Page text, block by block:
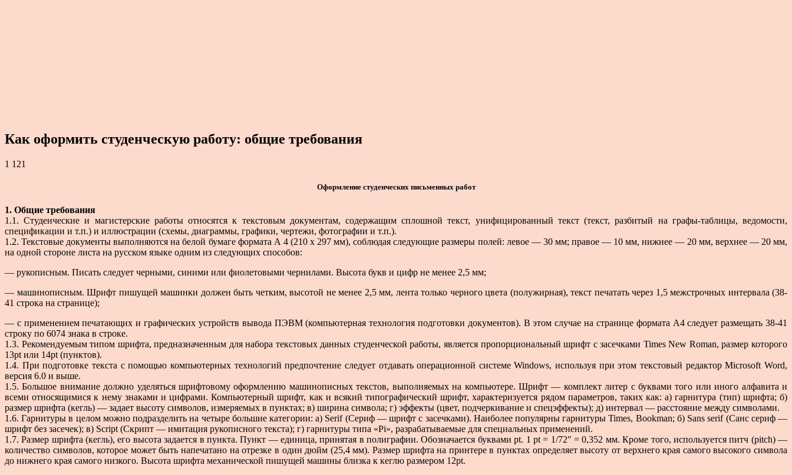
Как оформить студенческую работу: общие требования
1 121
Оформление студенческих письменных работ
1. Общие требования
1.1. Студенческие и магистерские работы относятся к текстовым документам, содержащим сплошной текст, унифицированный текст (текст, разбитый на графы-таблицы, ведомости,
спецификации и т.п.) и иллюстрации (схемы, диаграммы, графики, чертежи, фотографии и т.п.).
1.2. Текстовые документы выполняются на белой бумаге формата А 4 (210 х 297 мм), соблюдая следующие размеры полей: левое — 30 мм; правое — 10 мм, нижнее — 20 мм, верхнее — 20 мм,
на одной стороне листа на русском языке одним из следующих способов:
— рукописным. Писать следует черными, синими или фиолетовыми чернилами. Высота букв и цифр не менее 2,5 мм;
— машинописным. Шрифт пишущей машинки должен быть четким, высотой не менее 2,5 мм, лента только черного цвета (полужирная), текст печатать через 1,5 межстрочных интервала (38-
41 строка на странице);
— с применением печатающих и графических устройств вывода ПЭВМ (компьютерная технология подготовки документов). В этом случае на странице формата А4 следует размещать 38-41
строку по 6074 знака в строке.
1.3. Рекомендуемым типом шрифта, предназначенным для набора текстовых данных студенческой работы, является пропорциональный шрифт с засечками Times New Roman, размер которого
13pt или 14pt (пунктов).
1.4. При подготовке текста с помощью компьютерных технологий предпочтение следует отдавать операционной системе Windows, используя при этом текстовый редактор Microsoft Word,
версия 6.0 и выше.
1.5. Большое внимание должно уделяться шрифтовому оформлению машинописных текстов, выполняемых на компьютере. Шрифт — комплект литер с буквами того или иного алфавита и
всеми относящимися к нему знаками и цифрами. Компьютерный шрифт, как и всякий типографический шрифт, характеризуется рядом параметров, таких как: а) гарнитура (тип) шрифта; б)
размер шрифта (кегль) — задает высоту символов, измеряемых в пунктах; в) ширина символа; г) эффекты (цвет, подчеркивание и спецэффекты); д) интервал — расстояние между символами.
1.6. Гарнитуры в целом можно подразделить на четыре большие категории: а) Serif (Сериф — шрифт с засечками). Наиболее популярны гарнитуры Times, Bookman; б) Sans serif (Санс сериф —
шрифт без засечек); в) Script (Скрипт — имитация рукописного текста); г) гарнитуры типа «Pi», разрабатываемые для специальных применений.
1.7. Размер шрифта (кегль), его высота задается в пункта. Пункт — единица, принятая в полиграфии. Обозначается буквами pt. 1 pt = 1/72″ = 0,352 мм. Кроме того, используется питч (pitch) —
количество символов, которое может быть напечатано на отрезке в один дюйм (25,4 мм). Размер шрифта на принтере в пунктах определяет высоту от верхнего края самого высокого символа
до нижнего края самого низкого. Высота шрифта механической пишущей машины близка к кеглю размером 12pt.